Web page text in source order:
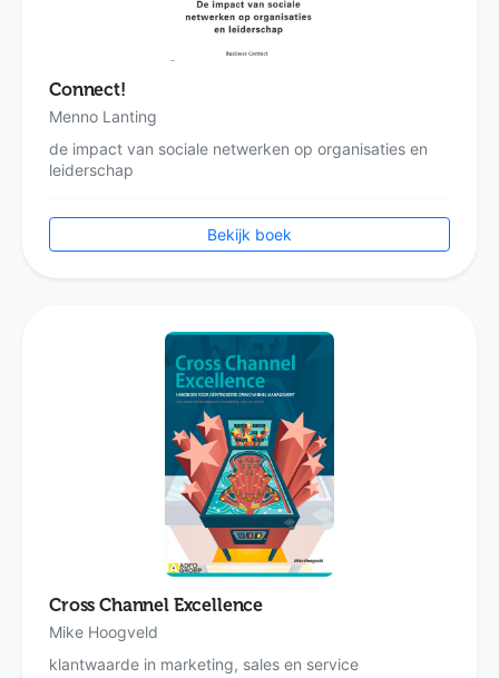
Connect!
Menno Lanting
de impact van sociale netwerken op organisaties en
leiderschap
Bekijk boek
Cross Channel Excellence
Mike Hoogveld
klantwaarde in marketing, sales en service